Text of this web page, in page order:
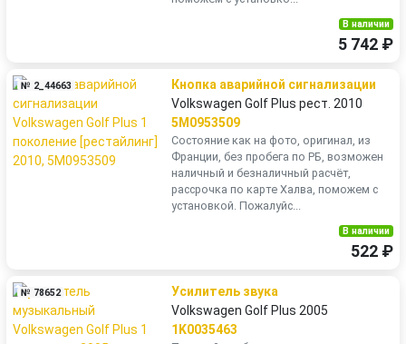
В наличии
5 742 ₽
№ 2_44663
Кнопка аварийной сигнализации
Volkswagen Golf Plus рест. 2010
5M0953509
Состояние как на фото, оригинал, из
Франции, без пробега по РБ, возможен
наличный и безналичный расчёт,
рассрочка по карте Халва, поможем с
установкой. Пожалуйс...
В наличии
522 ₽
№ 78652
Усилитель звука
Volkswagen Golf Plus 2005
1K0035463